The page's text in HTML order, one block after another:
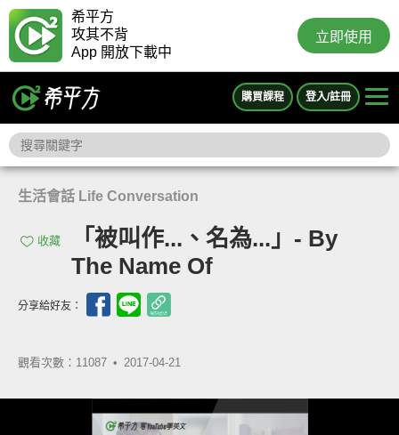
希平方
攻其不背
App 開放下載中
立即使用
購買課程 登入/註冊
生活會話 Life Conversation
收藏
「被叫作...、名為...」- By
The Name Of
分享給好友：
觀看次數：11087 • 2017-04-21